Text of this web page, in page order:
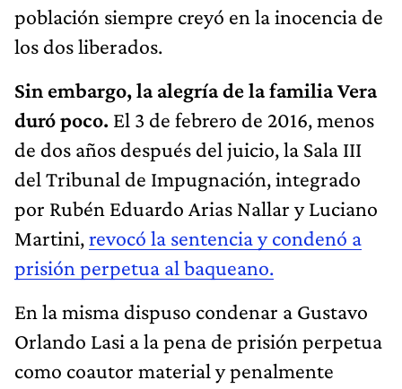
población siempre creyó en la inocencia de
los dos liberados.
Sin embargo, la alegría de la familia Vera
duró poco. El 3 de febrero de 2016, menos
de dos años después del juicio, la Sala III
del Tribunal de Impugnación, integrado
por Rubén Eduardo Arias Nallar y Luciano
Martini,revocó la sentencia y condenó a
prisión perpetua al baqueano.
En la misma dispuso condenar a Gustavo
Orlando Lasi a la pena de prisión perpetua
como coautor material y penalmente